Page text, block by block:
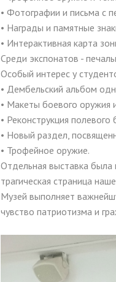
• Фотографии и письма с
• Награды и памятные
• Интерактивная карта
Среди экспонатов -
Особый интерес у
• Дембельский альбом
• Макеты боевого оружия
• Реконструкция
• Новый раздел,
• Трофейное оружие.
Отдельная выставка
трагическая страница
Музей выполняет
чувство патриотизма и